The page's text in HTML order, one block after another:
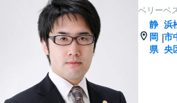
ベリーベ
静
岡
県
|
浜
市
央